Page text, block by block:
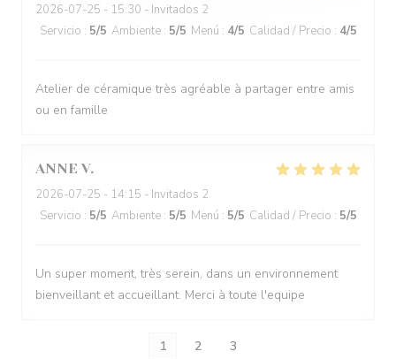
2026-07-25 - 15:30 - Invitados 2
Servicio : 5/5 Ambiente : 5/5 Menú : 4/5 Calidad / Precio : 4/5
Atelier de céramique très agréable à partager entre amis
ou en famille
ANNE V
2026-07-25 - 14:15 - Invitados 2
Servicio : 5/5 Ambiente : 5/5 Menú : 5/5 Calidad / Precio : 5/5
Un super moment, très serein, dans un environnement
bienveillant et accueillant. Merci à toute l'equipe
1 2 3